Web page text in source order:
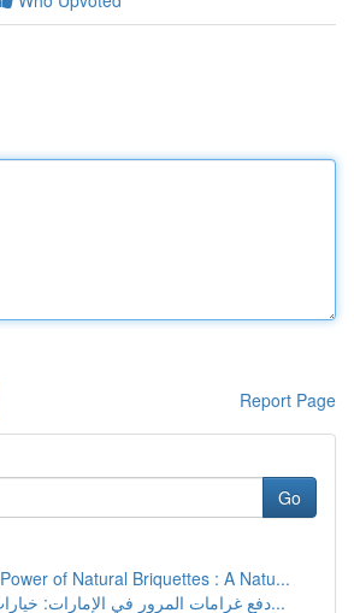
Report Page
Go
of Natural Briquettes : A Natu...
دفع غرامات المرور في الإمارات: خيارات متعددة تن...